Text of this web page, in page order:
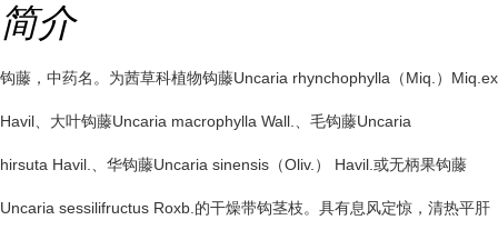
简介
钩藤，中药名。为茜草科植物钩藤Uncaria rhynchophylla（Miq.）Miq.ex
Havil、大叶钩藤Uncaria macrophylla Wall.、毛钩藤Uncaria
hirsuta Havil.、华钩藤Uncaria sinensis（Oliv.） Havil.或无柄果钩藤
Uncaria sessilifructus Roxb.的干燥带钩茎枝。具有息风定惊，清热平肝